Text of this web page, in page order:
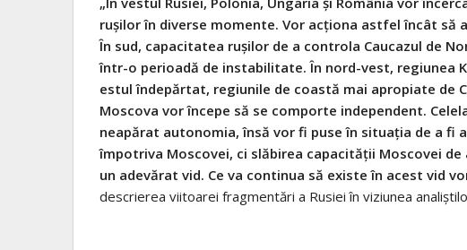
ruşilor în diverse momente. Vor acţiona astfel încât să
În sud, capacitatea ruşilor de a controla Caucazul de
într-o perioadă de instabilitate. În nord-vest, regiunea
estul îndepărtat, regiunile de coastă mai apropiate de
Moscova vor începe să se comporte independent.
neapărat autonomia, însă vor fi puse în situaţia de a fi
împotriva Moscovei, ci slăbirea capacităţii Moscovei de
un adevărat vid. Ce va continua să existe în acest vid
descrierea viitoarei fragmentări a Rusiei în viziunea